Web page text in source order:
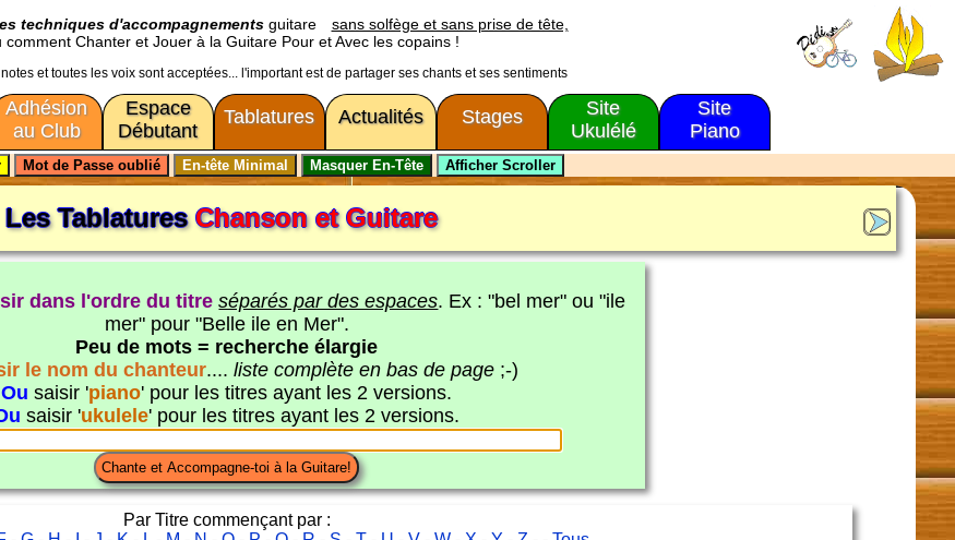
techniques d'accompagnementsguitare
sans solfège et sans prise de tête,
comment Chanter et Jouer à la Guitare Pour et Avec les copains !
et toutes les voix sont acceptées... l'important est de partager ses chants et ses sentiments
Adhésion
au Club
Espace
Débutant
Tablatures Actualités Stages
Site
Ukulélé
Site
Piano
Les TablaturesChanson et Guitare
dans l'ordre du titre séparés par des espaces. Ex : "bel mer" ou "ile
mer" pour "Belle ile en Mer".
Peu de mots = recherche élargie
le nom du chanteur.... liste complète en bas de page;-)
Ou saisir 'piano' pour les titres ayant les 2 versions.
saisir 'ukulele' pour les titres ayant les 2 versions.
Par Titre commençant par :